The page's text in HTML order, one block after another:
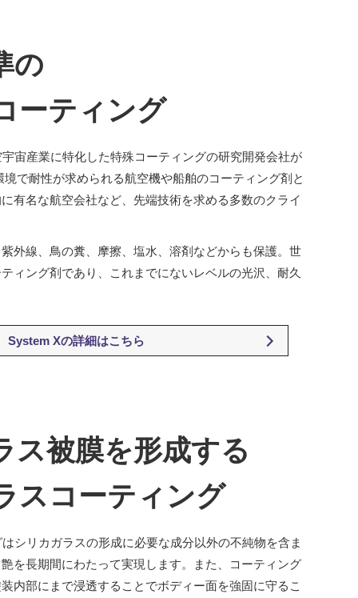
の
ーティング
宙産業に特化した特殊コーティングの研究開発会社が
で耐性が求められる航空機や船舶のコーティング剤と
有名な航空会社など、先端技術を求める多数のクライ
外線、鳥の糞、摩擦、塩水、溶剤などからも保護。世
ィング剤であり、これまでにないレベルの光沢、耐久
System Xの詳細はこちら
ス被膜を形成する
スコーティング
シリカガラスの形成に必要な成分以外の不純物を含ま
を長期間にわたって実現します。また、コーティング
内部にまで浸透することでボディー面を強固に守るこ